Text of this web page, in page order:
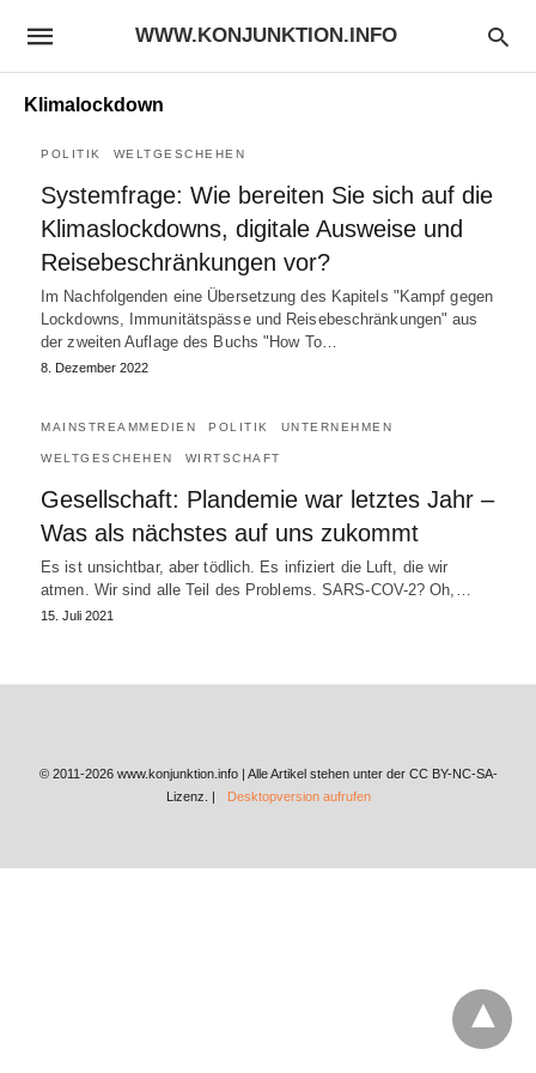
WWW.KONJUNKTION.INFO
Klimalockdown
POLITIK WELTGESCHEHEN
Systemfrage: Wie bereiten Sie sich auf die
Klimaslockdowns, digitale Ausweise und
Reisebeschränkungen vor?
Im Nachfolgenden eine Übersetzung des Kapitels "Kampf gegen
Lockdowns, Immunitätspässe und Reisebeschränkungen" aus
der zweiten Auflage des Buchs "How To…
8. Dezember 2022
MAINSTREAMMEDIEN POLITIK UNTERNEHMEN
WELTGESCHEHEN WIRTSCHAFT
Gesellschaft: Plandemie war letztes Jahr –
Was als nächstes auf uns zukommt
Es ist unsichtbar, aber tödlich. Es infiziert die Luft, die wir
atmen. Wir sind alle Teil des Problems. SARS-COV-2? Oh,…
15. Juli 2021
© 2011-2026 www.konjunktion.info | Alle Artikel stehen unter der CC BY-NC-SA-
Lizenz. |
Desktopversion aufrufen